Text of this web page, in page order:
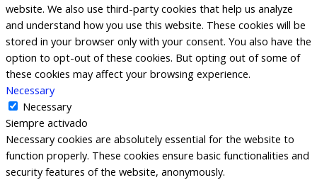
website. We also use third-party cookies that help us analyze
and understand how you use this website. These cookies will be
stored in your browser only with your consent. You also have the
option to opt-out of these cookies. But opting out of some of
these cookies may affect your browsing experience.
Necessary
Necessary
Siempre activado
Necessary cookies are absolutely essential for the website to
function properly. These cookies ensure basic functionalities and
security features of the website, anonymously.